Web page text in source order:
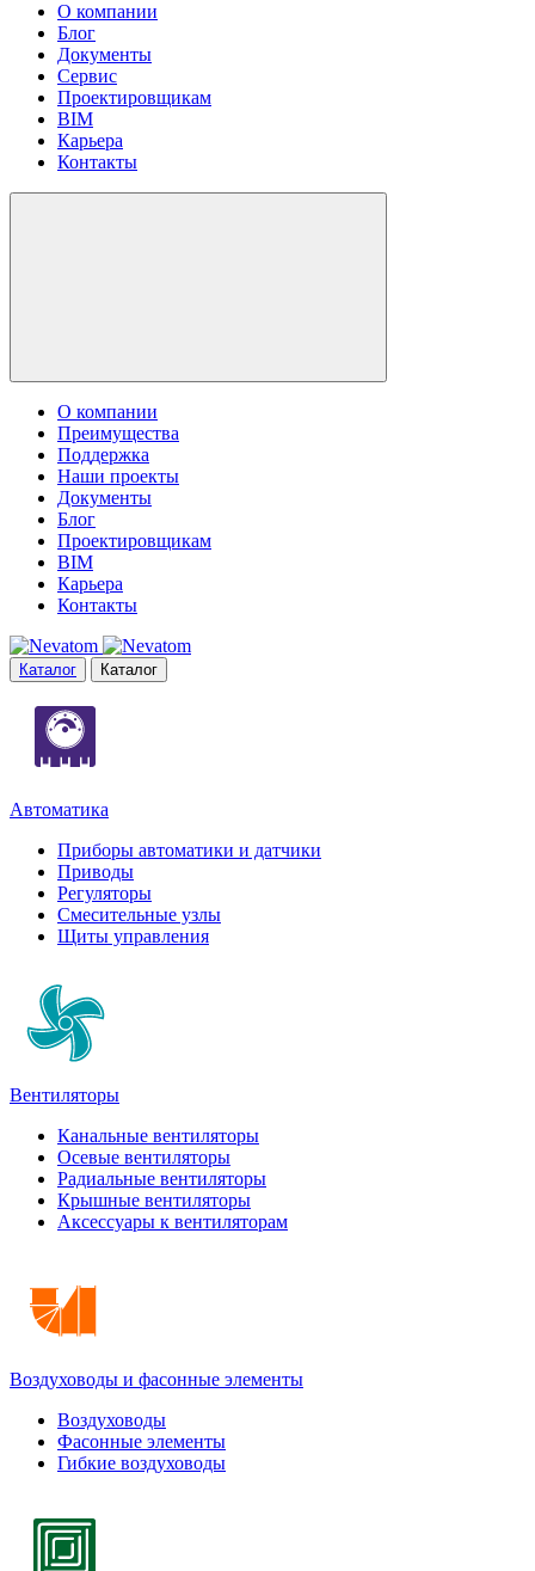
О компании
Блог
Документы
Сервис
Проектировщикам
BIM
Карьера
Контакты
О компании
Преимущества
Поддержка
Наши проекты
Документы
Блог
Проектировщикам
BIM
Карьера
Контакты
Каталог Каталог
Автоматика
Приборы автоматики и датчики
Приводы
Регуляторы
Смесительные узлы
Щиты управления
Вентиляторы
Канальные вентиляторы
Осевые вентиляторы
Радиальные вентиляторы
Крышные вентиляторы
Аксессуары к вентиляторам
Воздуховоды и фасонные элементы
Воздуховоды
Фасонные элементы
Гибкие воздуховоды